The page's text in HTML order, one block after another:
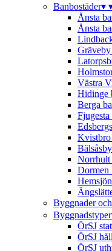
Banbostäder▾
Ånsta
Ånsta
Gräveby
Västra
Hidinge
Berga
Fjugesta
Kvistbro
Norrhult
Dormen
Byggnader
Byggnadstyper
ÖrSJ
ÖrSJ
ÖrSJ